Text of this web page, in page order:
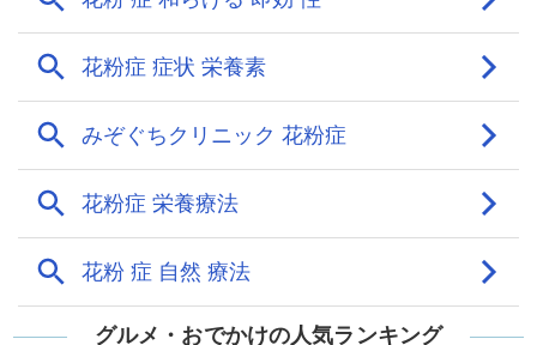
グルメ・おでかけの人気ランキング